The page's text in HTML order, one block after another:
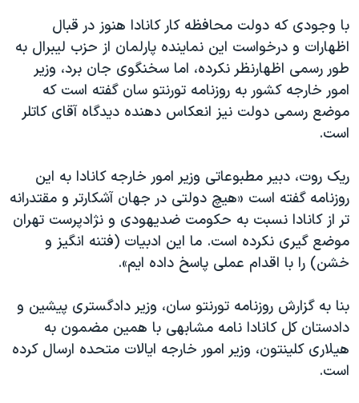
با وجودی که دولت محافظه کار کانادا هنوز در قبال
اظهارات و درخواست این نماینده پارلمان از حزب لیبرال به
طور رسمی اظهارنظر نکرده، اما سخنگوی جان برد، وزیر
امور خارجه کشور به روزنامه تورنتو سان گفته است که
موضع رسمی دولت نیز انعکاس دهنده دیدگاه آقای کاتلر
است.
ریک روت، دبیر مطبوعاتی وزیر امور خارجه کانادا به این
روزنامه گفته است «هیچ دولتی در جهان آشکارتر و مقتدرانه
تر از کانادا نسبت به حکومت ضدیهودی و نژادپرست تهران
موضع گیری نکرده است. ما این ادبیات (فتنه انگیز و
خشن) را با اقدام عملی پاسخ داده ایم».
بنا به گزارش روزنامه تورنتو سان، وزیر دادگستری پیشین و
دادستان کل کانادا نامه مشابهی با همین مضمون به
هیلاری کلینتون، وزیر امور خارجه ایالات متحده ارسال کرده
است.